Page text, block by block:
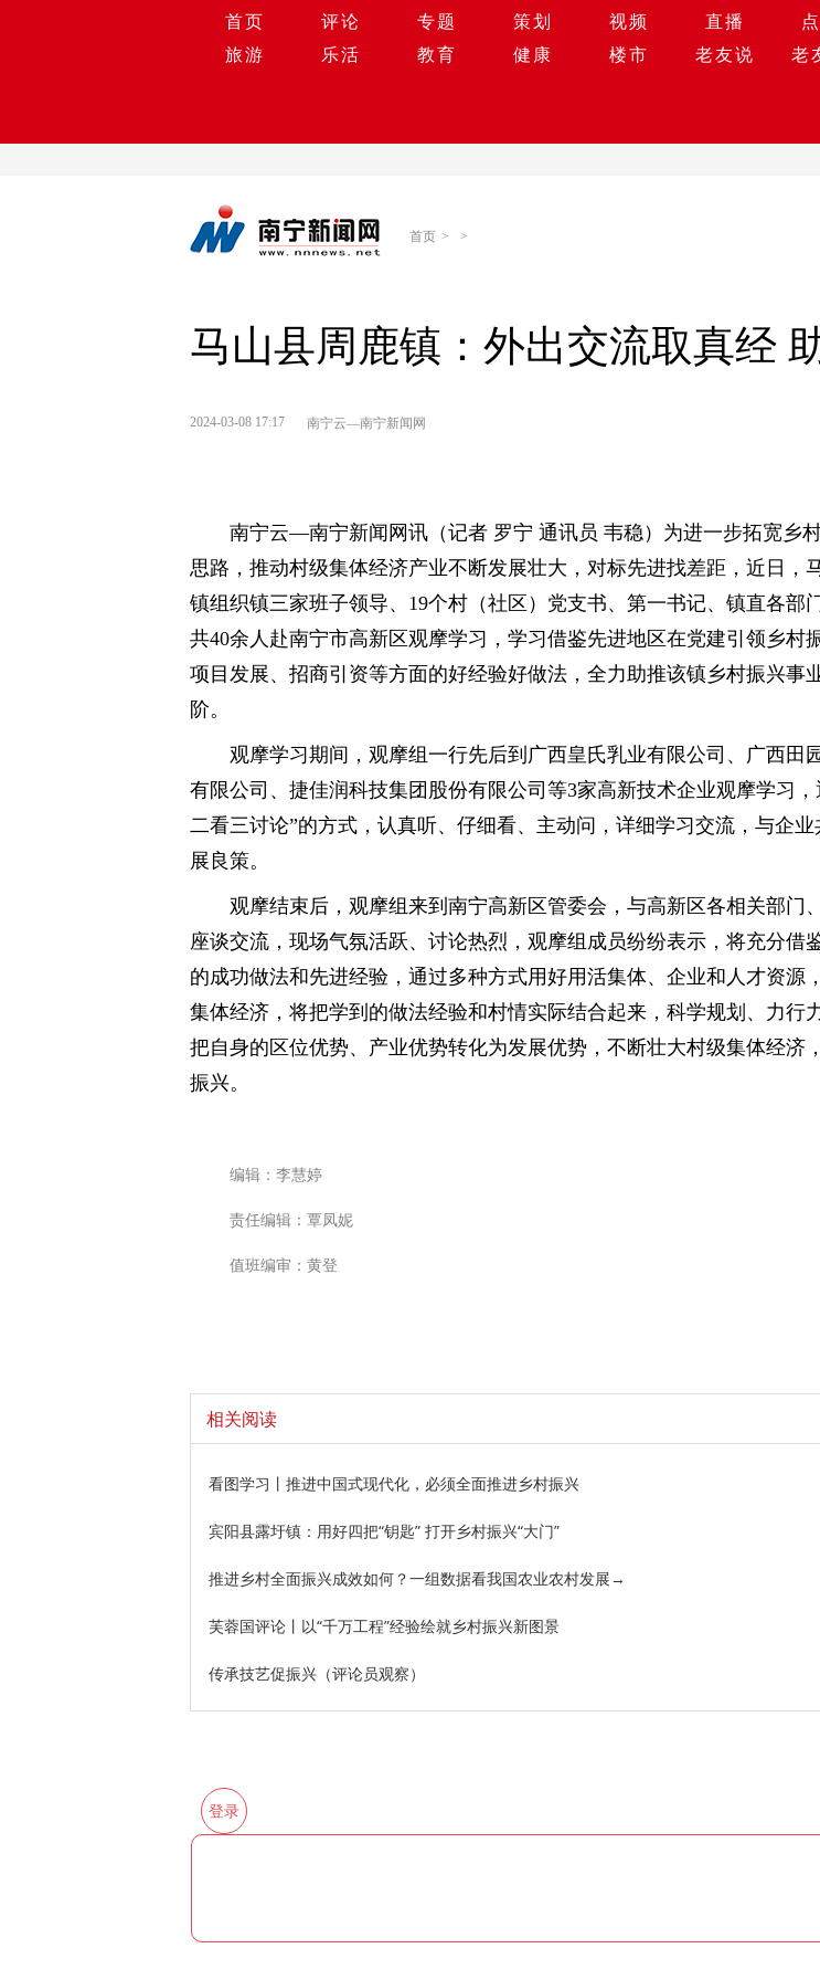
首页 评论 专题 策划 视频 直播
旅游
乐活 教育 健康 楼市 老友说 老
首页 > >
马山县周鹿镇：外出交流取真经
2024-03-08 17:17 南宁云—南宁新闻网
南宁云—南宁新闻网讯（记者 罗宁 通讯员 韦稳）为进一步拓宽乡
思路，推动村级集体经济产业不断发展壮大，对标先进找差距，近日，
镇组织镇三家班子领导、19个村（社区）党支书、第一书记、镇直各部
共40余人赴南宁市高新区观摩学习，学习借鉴先进地区在党建引领乡村
项目发展、招商引资等方面的好经验好做法，全力助推该镇乡村振兴事
阶。
观摩学习期间，观摩组一行先后到广西皇氏乳业有限公司、广西田
有限公司、捷佳润科技集团股份有限公司等3家高新技术企业观摩学习，
二看三讨论”的方式，认真听、仔细看、主动问，详细学习交流，与企
展良策。
观摩结束后，观摩组来到南宁高新区管委会，与高新区各相关部门
座谈交流，现场气氛活跃、讨论热烈，观摩组成员纷纷表示，将充分借
的成功做法和先进经验，通过多种方式用好用活集体、企业和人才资源
集体经济，将把学到的做法经验和村情实际结合起来，科学规划、力行
把自身的区位优势、产业优势转化为发展优势，不断壮大村级集体经济
振兴。
编辑：李慧婷
责任编辑：覃凤妮
值班编审：黄登
相关阅读
看图学习丨推进中国式现代化，必须全面推进乡村振兴
宾阳县露圩镇：用好四把“钥匙” 打开乡村振兴“大门”
推进乡村全面振兴成效如何？一组数据看我国农业农村发展→
芙蓉国评论丨以“千万工程”经验绘就乡村振兴新图景
传承技艺促振兴（评论员观察）
登录